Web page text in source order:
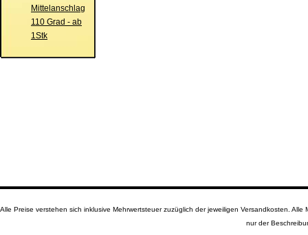
Mittelanschlag
110 Grad - ab
1Stk
Alle Preise verstehen sich inklusive Mehrwertsteuer zuzüglich der jeweiligen Versandkosten.
nur der